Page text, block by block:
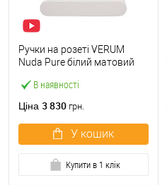
В наявності
Ручки на розеті VERUM
Nuda Pure білий матовий
Ціна 3 830 грн.
У кошик
Купити в 1 клік